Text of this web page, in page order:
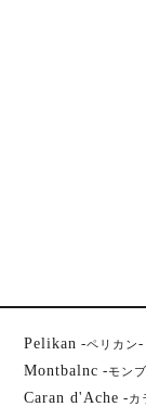
Pelikan -ペリカン-
Montbalnc -モン
Caran d'Ache -カ